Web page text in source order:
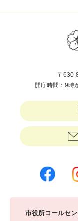
〒630-
開庁時間：9時
市役所コールセ